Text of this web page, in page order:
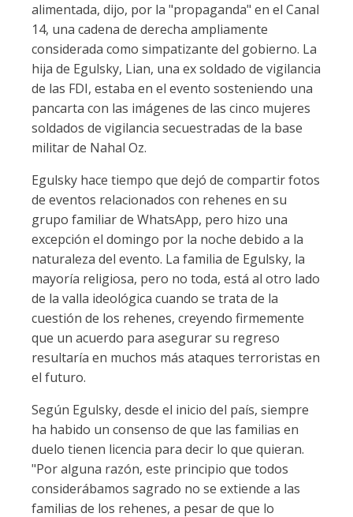
alimentada, dijo, por la "propaganda" en el Canal
14, una cadena de derecha ampliamente
considerada como simpatizante del gobierno. La
hija de Egulsky, Lian, una ex soldado de vigilancia
de las FDI, estaba en el evento sosteniendo una
pancarta con las imágenes de las cinco mujeres
soldados de vigilancia secuestradas de la base
militar de Nahal Oz.
Egulsky hace tiempo que dejó de compartir fotos
de eventos relacionados con rehenes en su
grupo familiar de WhatsApp, pero hizo una
excepción el domingo por la noche debido a la
naturaleza del evento. La familia de Egulsky, la
mayoría religiosa, pero no toda, está al otro lado
de la valla ideológica cuando se trata de la
cuestión de los rehenes, creyendo firmemente
que un acuerdo para asegurar su regreso
resultaría en muchos más ataques terroristas en
el futuro.
Según Egulsky, desde el inicio del país, siempre
ha habido un consenso de que las familias en
duelo tienen licencia para decir lo que quieran.
"Por alguna razón, este principio que todos
considerábamos sagrado no se extiende a las
familias de los rehenes, a pesar de que lo